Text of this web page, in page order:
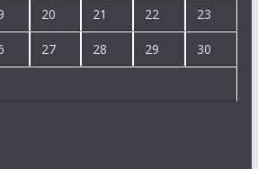
20 21 22 23
27 28 29 30